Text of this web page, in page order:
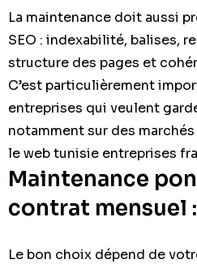
La maintenance doit aussi
SEO : indexabilité, balises,
structure des pages et
C’est particulièrement
entreprises qui veulent
notamment sur des
le web tunisie entreprises
Maintenance
contrat mensuel
Le bon choix dépend de